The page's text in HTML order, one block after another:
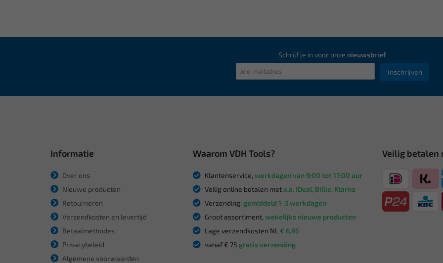
Schrijf je in voor onze nieuwsbrief
Inschrijven
Informatie
Over ons
Nieuwe producten
Retourneren
Verzendkosten en levertijd
Betaalmethodes
Privacybeleid
Algemene voorwaarden
Waarom VDH Tools?
Klantenservice, werkdagen van 9:00 tot 17:00 uur
Veilig online betalen meto.a. iDeal, Billie, Klarna
Verzending: gemiddeld 1-3 werkdagen
Groot assortiment, wekelijks nieuwe producten
Lage verzendkosten NL € 6,95
vanaf € 75 gratis verzending
Veilig betalen